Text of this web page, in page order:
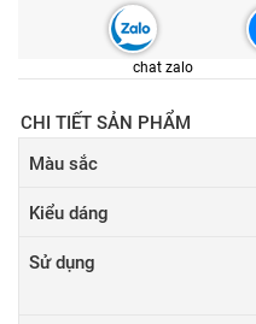
chat zalo
CHI TIẾT SẢN PHẨM
Màu sắc
Kiểu dáng
Sử dụng